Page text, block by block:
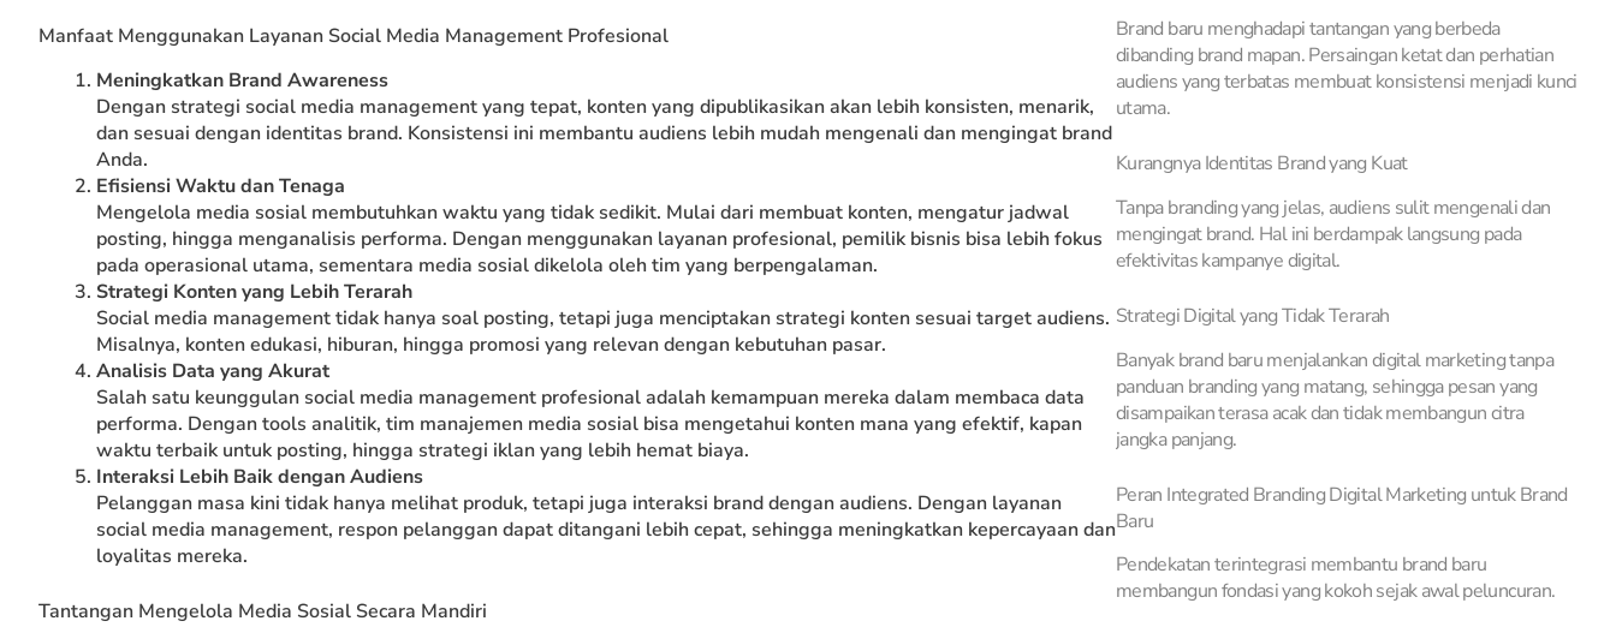
Manfaat Menggunakan Layanan Social Media Management Profesional
Meningkatkan Brand Awareness
Dengan strategi social media management yang tepat, konten yang dipublikasikan akan lebih konsisten, menarik,
dan sesuai dengan identitas brand. Konsistensi ini membantu audiens lebih mudah mengenali dan mengingat brand
Anda.
Efisiensi Waktu dan Tenaga
Mengelola media sosial membutuhkan waktu yang tidak sedikit. Mulai dari membuat konten, mengatur jadwal
posting, hingga menganalisis performa. Dengan menggunakan layanan profesional, pemilik bisnis bisa lebih fokus
pada operasional utama, sementara media sosial dikelola oleh tim yang berpengalaman.
Strategi Konten yang Lebih Terarah
Social media management tidak hanya soal posting, tetapi juga menciptakan strategi konten sesuai target audiens.
Misalnya, konten edukasi, hiburan, hingga promosi yang relevan dengan kebutuhan pasar.
Analisis Data yang Akurat
Salah satu keunggulan social media management profesional adalah kemampuan mereka dalam membaca data
performa. Dengan tools analitik, tim manajemen media sosial bisa mengetahui konten mana yang efektif, kapan
waktu terbaik untuk posting, hingga strategi iklan yang lebih hemat biaya.
Interaksi Lebih Baik dengan Audiens
Pelanggan masa kini tidak hanya melihat produk, tetapi juga interaksi brand dengan audiens. Dengan layanan
social media management, respon pelanggan dapat ditangani lebih cepat, sehingga meningkatkan kepercayaan dan
loyalitas mereka.
Tantangan Mengelola Media Sosial Secara Mandiri
Brand baru menghadapi tantangan yang berbeda
dibanding brand mapan. Persaingan ketat dan perhatian
audiens yang terbatas membuat konsistensi menjadi kunci
utama.
Kurangnya Identitas Brand yang Kuat
Tanpa branding yang jelas, audiens sulit mengenali dan
mengingat brand. Hal ini berdampak langsung pada
efektivitas kampanye digital.
Strategi Digital yang Tidak Terarah
Banyak brand baru menjalankan digital marketing tanpa
panduan branding yang matang, sehingga pesan yang
disampaikan terasa acak dan tidak membangun citra
jangka panjang.
Peran Integrated Branding Digital Marketing untuk Brand
Baru
Pendekatan terintegrasi membantu brand baru
membangun fondasi yang kokoh sejak awal peluncuran.